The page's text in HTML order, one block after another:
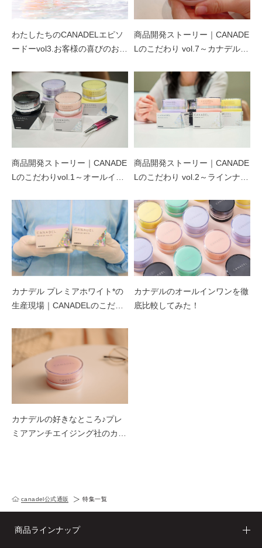
ィア
わたしたちのCANADELエピソ
ードーvol3.お客様の喜びのお声
商品開発ストーリー｜CANADE
Lのこだわり vol.7～カナデル
商品開発ストーリー｜CANADE
Lのこだわりvol.1～オールイン
商品開発ストーリー｜CANADE
Lのこだわり vol.2～ラインナッ
カナデル プレミアホワイト*の
生産現場｜CANADELのこだわ
カナデルのオールインワンを徹
底比較してみた！
カナデルの好きなところ♪プレ
ミアアンチエイジング社のカス
canadel公式通販 特集一覧
商品ラインナップ